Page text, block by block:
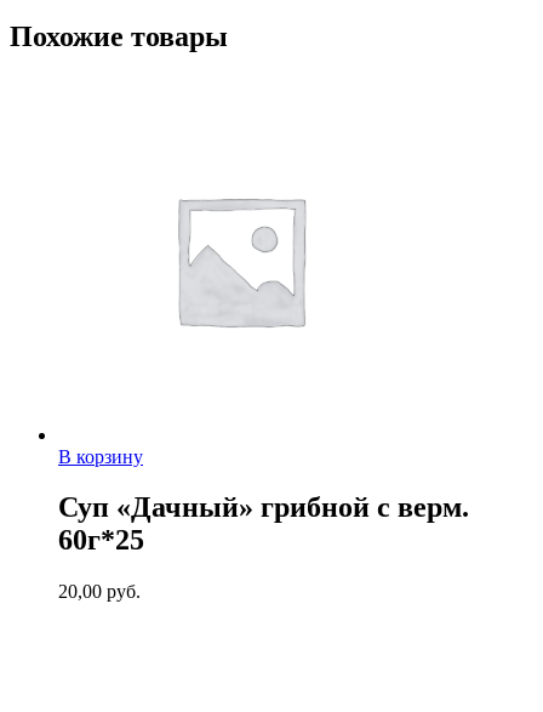
Похожие товары
В корзину
Суп «Дачный» грибной с верм.
60г*25
20,00 руб.